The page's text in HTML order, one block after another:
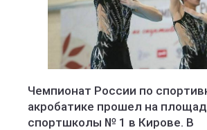
Чемпионат России по
акробатике прошел на
спортшколы № 1 в Кирове. В